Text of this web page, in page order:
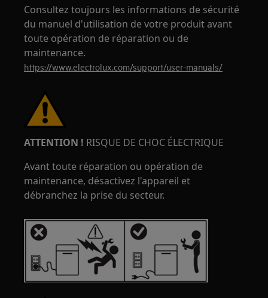
Consultez toujours les informations de sécurité
du manuel d'utilisation de votre produit avant
toute opération de réparation ou de
maintenance.
https://www.electrolux.com/support/user-manuals/
ATTENTION ! RISQUE DE CHOC ÉLECTRIQUE
Avant toute réparation ou opération de
maintenance, désactivez l'appareil et
débranchez la prise du secteur.